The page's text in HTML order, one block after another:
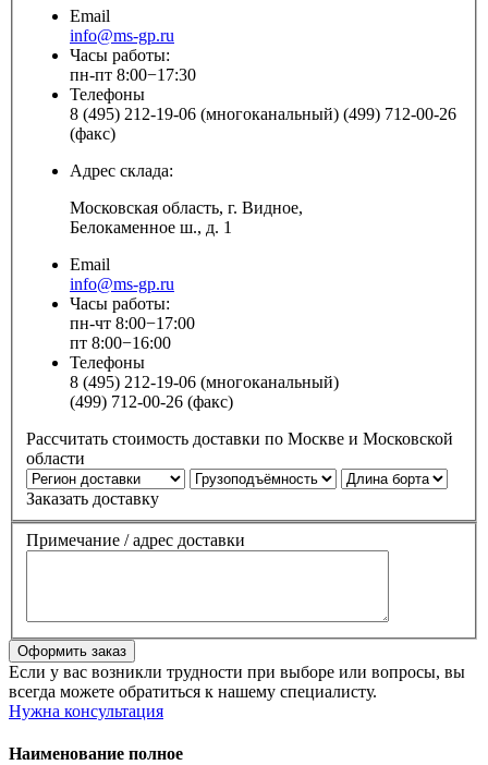
Email
info@ms-gp.ru
Часы работы:
пн-пт 8:00−17:30
Телефоны
8 (495) 212-19-06 (многоканальный) (499) 712-00-26
(факс)
Адрес склада:
Московская область, г. Видное,
Белокаменное ш., д. 1
Email
info@ms-gp.ru
Часы работы:
пн-чт 8:00−17:00
пт 8:00−16:00
Телефоны
8 (495) 212-19-06 (многоканальный)
(499) 712-00-26 (факс)
Рассчитать стоимость доставки по Москве и Московской
области
Заказать доставку
Примечание / адрес доставки
Если у вас возникли трудности при выборе или вопросы, вы
всегда можете обратиться к нашему специалисту.
Нужна консультация
Наименование полное